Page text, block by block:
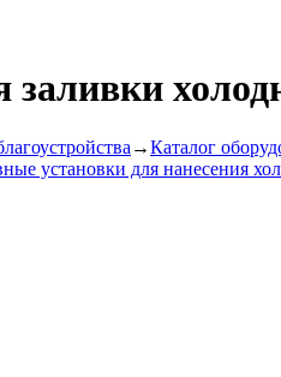
заливки
→Каталог
установки для нанесения